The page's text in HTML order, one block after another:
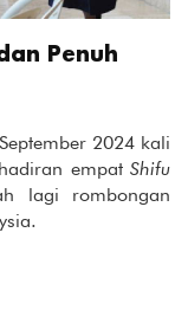
Penuh
2024 kali
empat Shifu
lagi rombongan